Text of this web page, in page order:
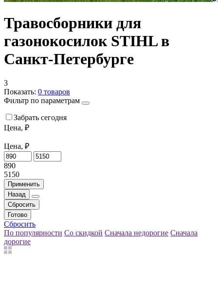
Травосборники для
газонокосилок STIHL в
Санкт-Петербурге
3
Показать: 0 товаров
Фильтр по параметрам
Забрать сегодня
Цена, ₽
Цена, ₽
890
5150
Применить
Назад
Сбросить
Готово
Сбросить
По популярности Со скидкой Сначала недорогие Сначала
дорогие